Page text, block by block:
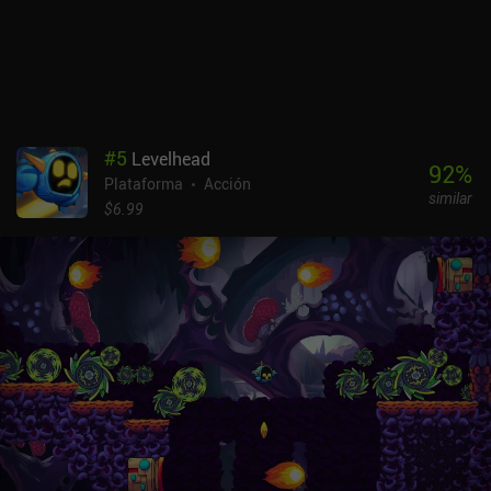
desbloquear también un doblador de cristales, una skin única y
hacer que el juego sea jugable sin conexión.Es una recomendación
fácil para cualquiera que disfrute con los juegos de plataformas, y
uno de los mejores juegos del género que han salido este año.
#5 Levelhead
Plataforma
Acción
$6.99
92%
similar